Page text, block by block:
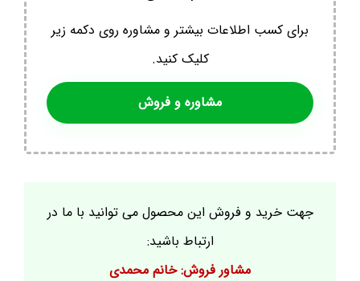
برای کسب اطلاعات بیشتر و مشاوره روی دکمه زیر
کلیک کنید.
مشاوره و فروش
جهت خرید و فروش این محصول می توانید با ما در
ارتباط باشید:
مشاور فروش: خانم محمدی